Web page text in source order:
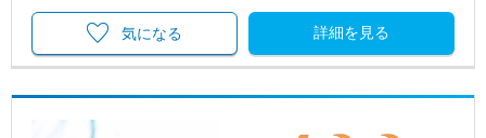
詳細を見る
気になる